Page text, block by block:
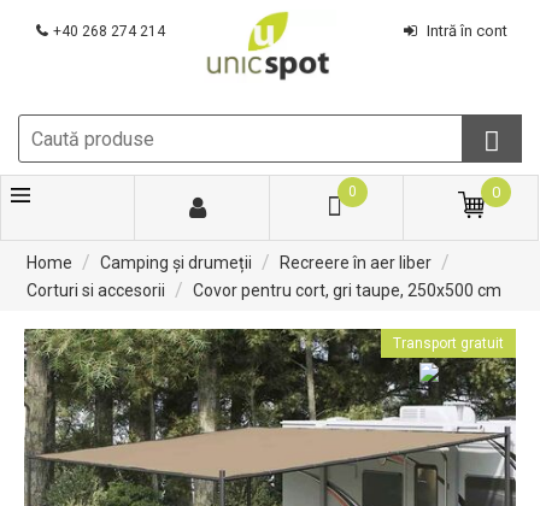
+40 268 274 214 Intră în cont
0 0
Home / Camping și drumeții / Recreere în aer liber /
Corturi si accesorii / Covor pentru cort, gri taupe, 250x500 cm
Transport gratuit